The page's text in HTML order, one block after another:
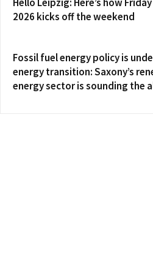
2026 kicks off the weekend
Fossil fuel energy policy is
energy transition: Saxony’s
energy sector is sounding the